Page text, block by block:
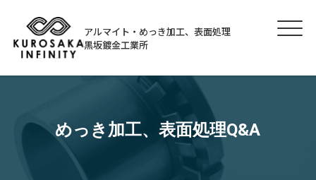
アルマイト・めっき加工、表面処理
黒坂鍍金工業所
めっき加工、表面処理Q&A